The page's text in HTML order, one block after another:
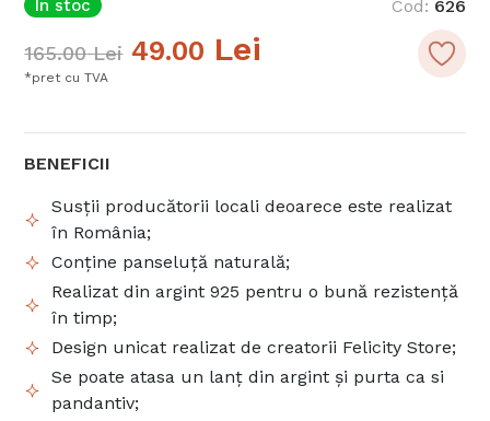
In stoc Cod: 626
165.00 Lei 49.00 Lei
*pret cu TVA
BENEFICII
Susții producătorii locali deoarece este realizat
în România;
Conține panseluță naturală;
Realizat din argint 925 pentru o bună rezistență
în timp;
Design unicat realizat de creatorii Felicity Store;
Se poate atasa un lanț din argint și purta ca si
pandantiv;